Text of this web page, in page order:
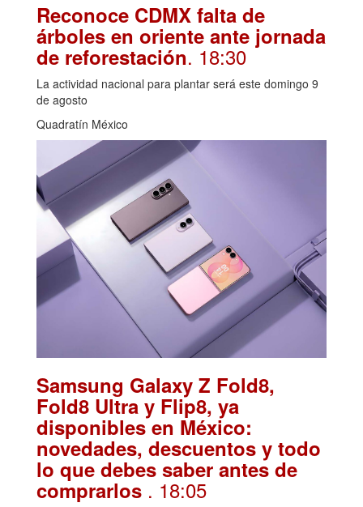
Reconoce CDMX falta de
árboles en oriente ante jornada
de reforestación. 18:30
La actividad nacional para plantar será este domingo 9
de agosto
Quadratín México
Samsung Galaxy Z Fold8,
Fold8 Ultra y Flip8, ya
disponibles en México:
novedades, descuentos y todo
lo que debes saber antes de
comprarlos . 18:05